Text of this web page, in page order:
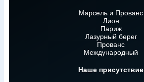
Марсель и Прованс
Лион
Париж
Лазурный берег
Прованс
Международный
Наше присутствие